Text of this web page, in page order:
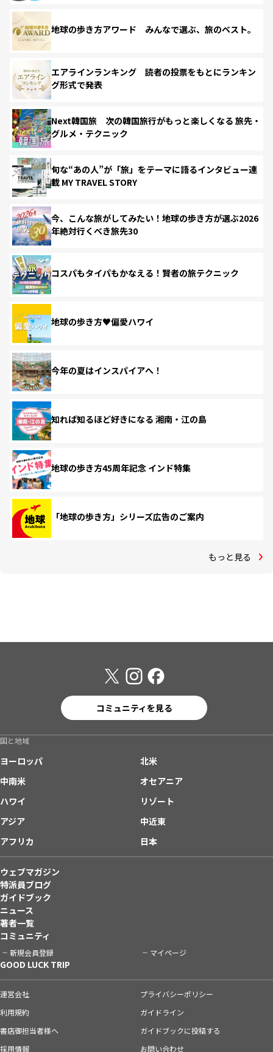
地球の歩き方アワード みんなで選ぶ、旅のベスト。
エアラインランキング 読者の投票をもとにランキン
グ形式で発表
Next韓国旅 次の韓国旅行がもっと楽しくなる 旅先・
グルメ・テクニック
旬な“あの人”が「旅」をテーマに語るインタビュー連
載 MY TRAVEL STORY
今、こんな旅がしてみたい！地球の歩き方が選ぶ2026
年絶対行くべき旅先30
コスパもタイパもかなえる！賢者の旅テクニック
地球の歩き方♥偏愛ハワイ
今年の夏はインスパイアへ！
知れば知るほど好きになる 湘南・江の島
地球の歩き方45周年記念 インド特集
「地球の歩き方」シリーズ広告のご案内
もっと見る
コミュニティを見る
国と地域
ヨーロッパ
北米
中南米
オセアニア
ハワイ
リゾート
アジア
中近東
アフリカ
日本
ウェブマガジン
特派員ブログ
ガイドブック
ニュース
著者一覧
コミュニティ
新規会員登録 マイページ
GOOD LUCK TRIP
運営会社
プライバシーポリシー
利用規約
ガイドライン
書店御担当者様へ
ガイドブックに投稿する
採用情報
お問い合わせ